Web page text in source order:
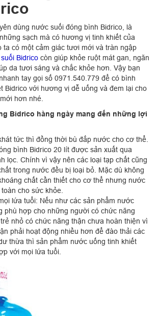
dùng nước suối đóng bình Bidrico, là
sạch mà có hương vị tinh khiết của
ta có một cảm giác tươi mới và tràn ngập
Bidrico còn giúp khỏe ruột mát gan, ngăn
da tươi sáng và chắc khỏe hơn. Vậy bạn
tay gọi số 0971.540.779 để có bình
Bidrico với hương vị dễ uống và đem lại cho
hơn nhé.
Bidrico hàng ngày mang đến những lợi
tức thì đồng thời bù đắp nước cho cơ thể.
bình Bidrico 20 lít được sản xuất qua
lọc. Chính vì vậy nên các loại tạp chất cũng
trong nước đều bị loại bỏ. Mặc dù không
chất cần thiết cho cơ thể nhưng nước
cho sức khỏe.
lứa tuổi: Nếu như các sản phẩm nước
phù hợp cho những người có chức năng
nhỏ có chức năng thận chưa hoàn thiện vì
phải hoạt động nhiều hơn để đào thải các
thừa thì sản phẩm nước uống tinh khiết
với mọi lứa tuổi.